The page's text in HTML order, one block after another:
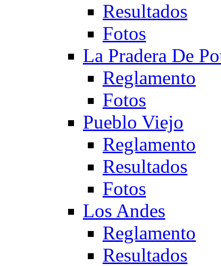
Resultados
Fotos
La Pradera De
Reglamento
Fotos
Pueblo Viejo
Reglamento
Resultados
Fotos
Los Andes
Reglamento
Resultados